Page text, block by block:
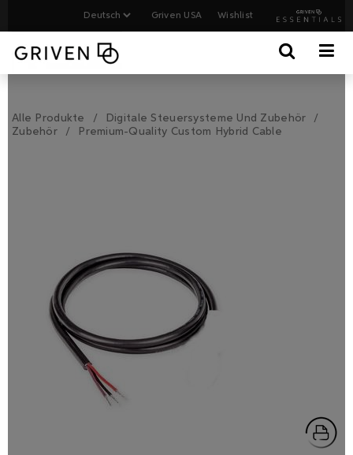
Griven USA Wishlist
Alle Produkte
Digitale Steuersysteme Und Zubehör
Zubehör
Premium-Quality Custom Hybrid Cable